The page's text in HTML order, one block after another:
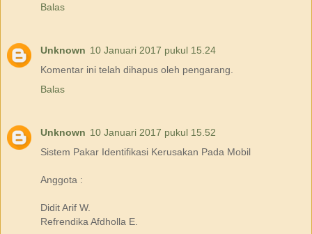
Balas
Unknown 10 Januari 2017 pukul 15.24
Komentar ini telah dihapus oleh pengarang.
Balas
Unknown 10 Januari 2017 pukul 15.52
Sistem Pakar Identifikasi Kerusakan Pada Mobil
Anggota :
Didit Arif W.
Refrendika Afdholla E.